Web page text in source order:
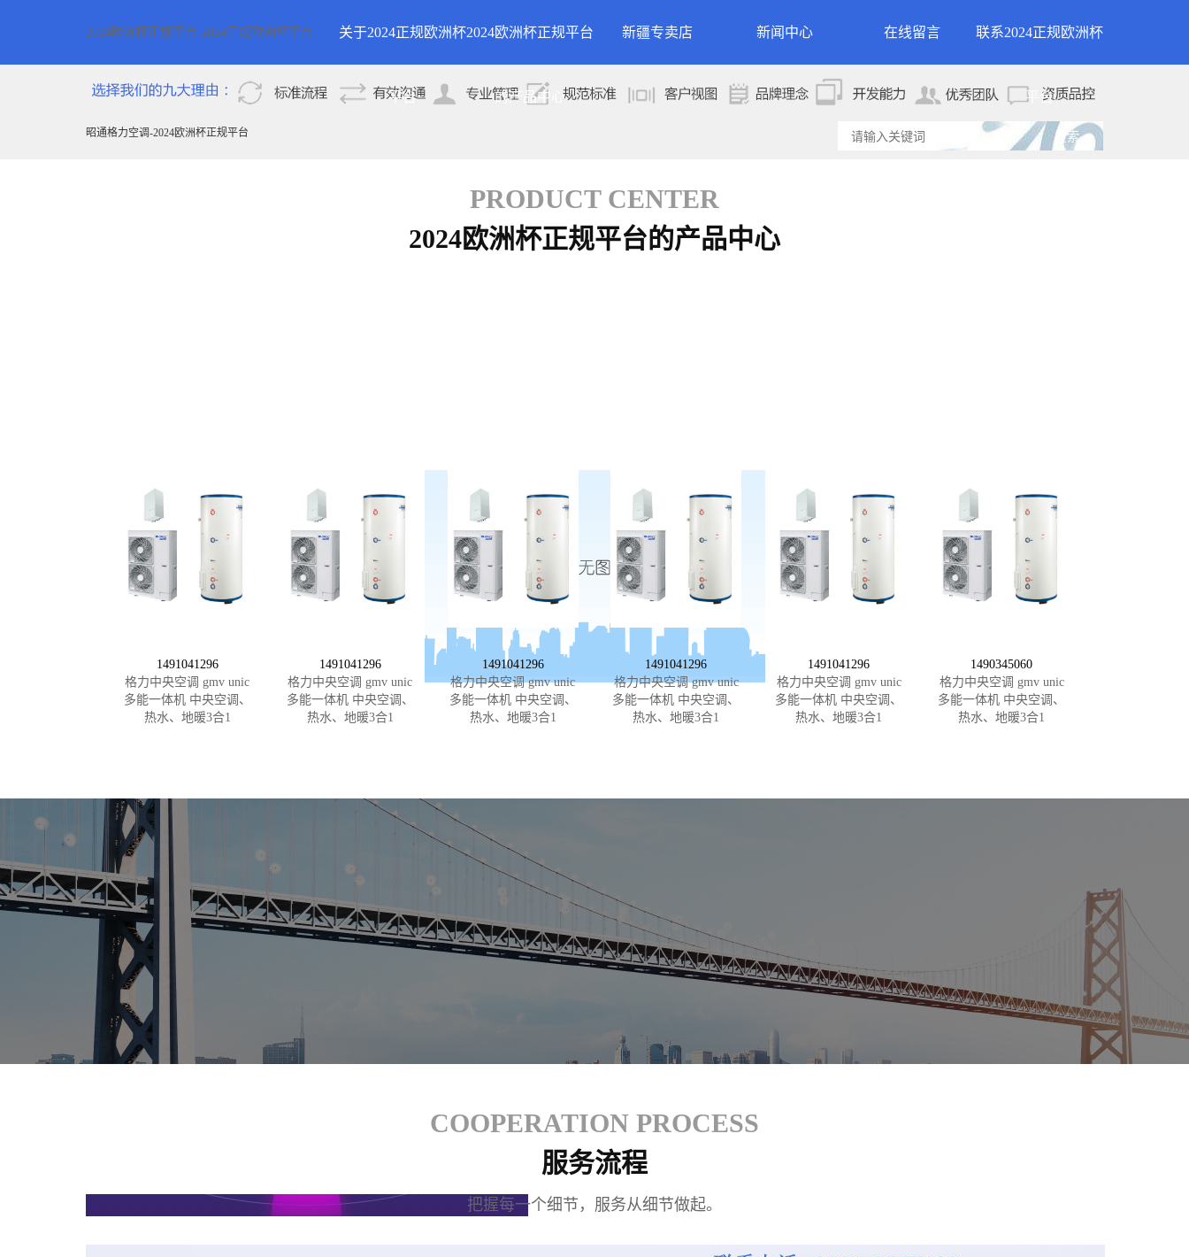
2024欧洲杯正规平台-2024正规欧洲杯平台 关于2024正规欧洲杯
平台
2024欧洲杯正规平台的
2024欧洲杯正规平台
的产品中心
新疆专卖店 新闻中心 在线留言 联系2024正规欧洲杯
平台
昭通格力空调-2024欧洲杯正规平台
PRODUCT CENTER
2024欧洲杯正规平台的产品中心
1491041296
格力中央空调 gmv unic
多能一体机 中央空调、
热水、地暖3合1
1491041296
格力中央空调 gmv unic
多能一体机 中央空调、
热水、地暖3合1
1491041296
格力中央空调 gmv unic
多能一体机 中央空调、
热水、地暖3合1
1491041296
格力中央空调 gmv unic
多能一体机 中央空调、
热水、地暖3合1
1491041296
格力中央空调 gmv unic
多能一体机 中央空调、
热水、地暖3合1
1490345060
格力中央空调 gmv unic
多能一体机 中央空调、
热水、地暖3合1
COOPERATION PROCESS
服务流程
把握每一个细节，服务从细节做起。